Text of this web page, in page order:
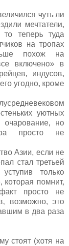
чуть ли
мечтатели,
то теперь туда
на тропах
похож на
включено» в
индусов,
угодно, кроме
уютных
очарование, но
просто не
Азии, если не
стал третьей
только
помнит,
просто не
возможно, это
в два раза
стоят (хотя на